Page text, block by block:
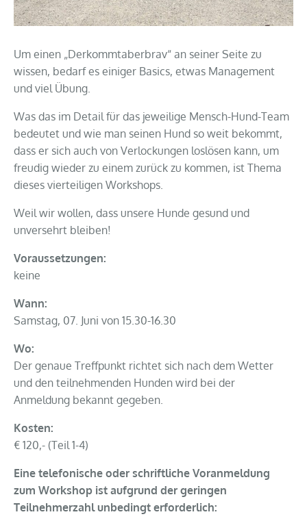
Um einen „Derkommtaberbrav“ an seiner Seite zu
wissen, bedarf es einiger Basics, etwas Management
und viel Übung.
Was das im Detail für das jeweilige Mensch-Hund-Team
bedeutet und wie man seinen Hund so weit bekommt,
dass er sich auch von Verlockungen loslösen kann, um
freudig wieder zu einem zurück zu kommen, ist Thema
dieses vierteiligen Workshops.
Weil wir wollen, dass unsere Hunde gesund und
unversehrt bleiben!
Voraussetzungen:
keine
Wann:
Samstag, 07. Juni von 15.30-16.30
Wo:
Der genaue Treffpunkt richtet sich nach dem Wetter
und den teilnehmenden Hunden wird bei der
Anmeldung bekannt gegeben.
Kosten:
€ 120,- (Teil 1-4)
Eine telefonische oder schriftliche Voranmeldung
zum Workshop ist aufgrund der geringen
Teilnehmerzahl unbedingt erforderlich: